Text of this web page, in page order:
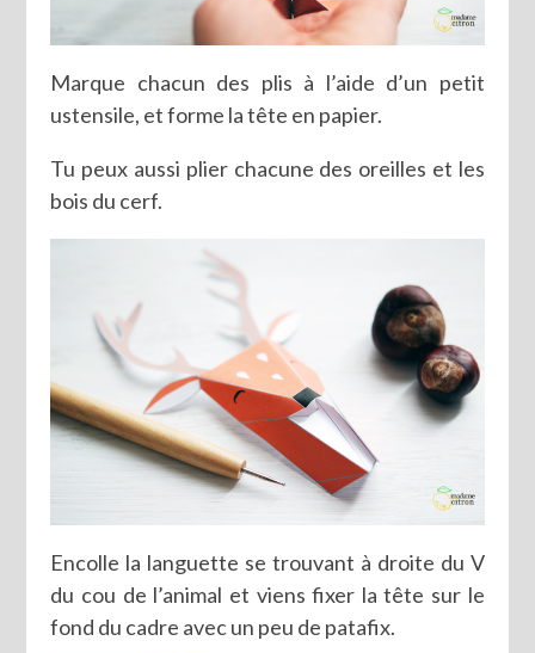
Marque chacun des plis à l’aide d’un petit
ustensile, et forme la tête en papier.
Tu peux aussi plier chacune des oreilles et les
bois du cerf.
Encolle la languette se trouvant à droite du V
du cou de l’animal et viens fixer la tête sur le
fond du cadre avec un peu de patafix.